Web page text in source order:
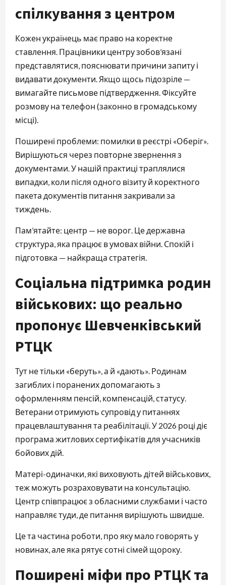
спілкування з центром
Кожен українець має право на коректне
ставлення. Працівники центру зобов’язані
представлятися, пояснювати причини запиту і
видавати документи. Якщо щось підозріле —
вимагайте письмове підтвердження. Фіксуйте
розмову на телефон (законно в громадському
місці).
Поширені проблеми: помилки в реєстрі «Оберіг».
Вирішуються через повторне звернення з
документами. У нашій практиці траплялися
випадки, коли після одного візиту й коректного
пакета документів питання закривали за
тиждень.
Пам’ятайте: центр — не ворог. Це державна
структура, яка працює в умовах війни. Спокій і
підготовка — найкраща стратегія.
Соціальна підтримка родин
військових: що реально
пропонує Шевченківський
РТЦК
Тут не тільки «беруть», а й «дають». Родинам
загиблих і поранених допомагають з
оформленням пенсій, компенсацій, статусу.
Ветерани отримують супровід у питаннях
працевлаштування та реабілітації. У 2026 році діє
програма житлових сертифікатів для учасників
бойових дій.
Матері-одиначки, які виховують дітей військових,
теж можуть розраховувати на консультацію.
Центр співпрацює з обласними службами і часто
направляє туди, де питання вирішують швидше.
Це та частина роботи, про яку мало говорять у
новинах, але яка рятує сотні сімей щороку.
Поширені міфи про РТЦК та